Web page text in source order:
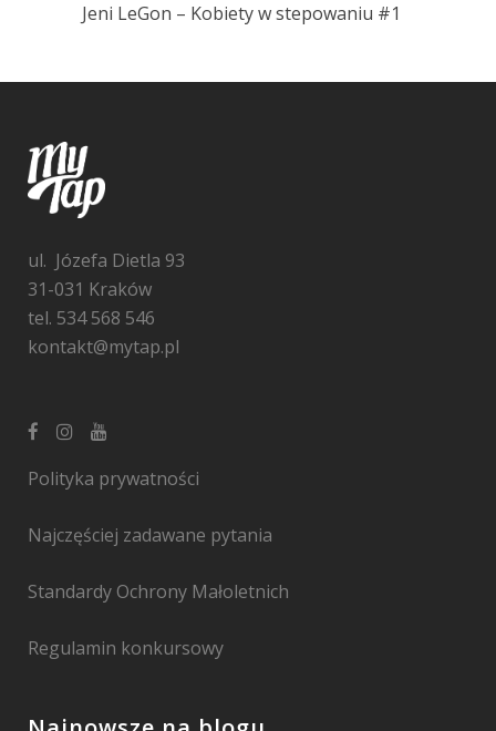
Jeni LeGon – Kobiety w stepowaniu #1
ul. Józefa Dietla 93
31-031 Kraków
tel. 534 568 546
kontakt@mytap.pl
Polityka prywatności
Najczęściej zadawane pytania
Standardy Ochrony Małoletnich
Regulamin konkursowy